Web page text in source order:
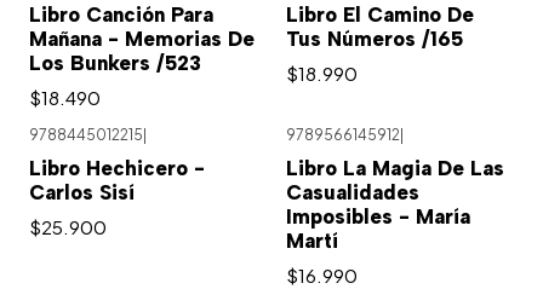
Libro Canción Para
Mañana - Memorias De
Los Bunkers /523
$18.490
Libro El Camino De
Tus Números /165
$18.990
9788445012215
Libro Hechicero -
Carlos Sisí
$25.900
9789566145912
Libro La Magia De Las
Casualidades
Imposibles - María
Martí
$16.990